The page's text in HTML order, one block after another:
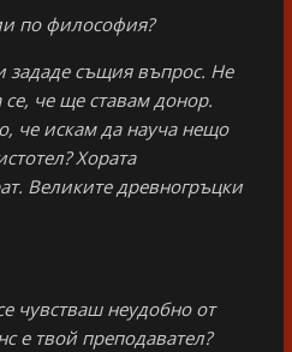
по философия?
същия въпрос. Не
че ще ставам донор.
че искам да науча нещо
Хората
Великите древногръцки
чувстваш неудобно от
е твой преподавател?